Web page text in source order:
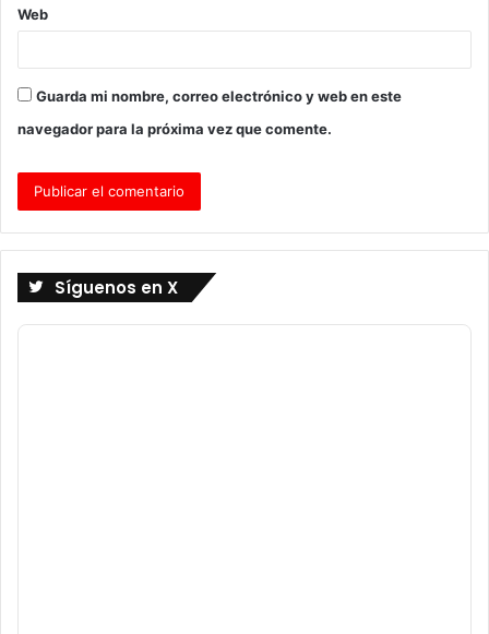
Web
Guarda mi nombre, correo electrónico y web en este
navegador para la próxima vez que comente.
Síguenos en X